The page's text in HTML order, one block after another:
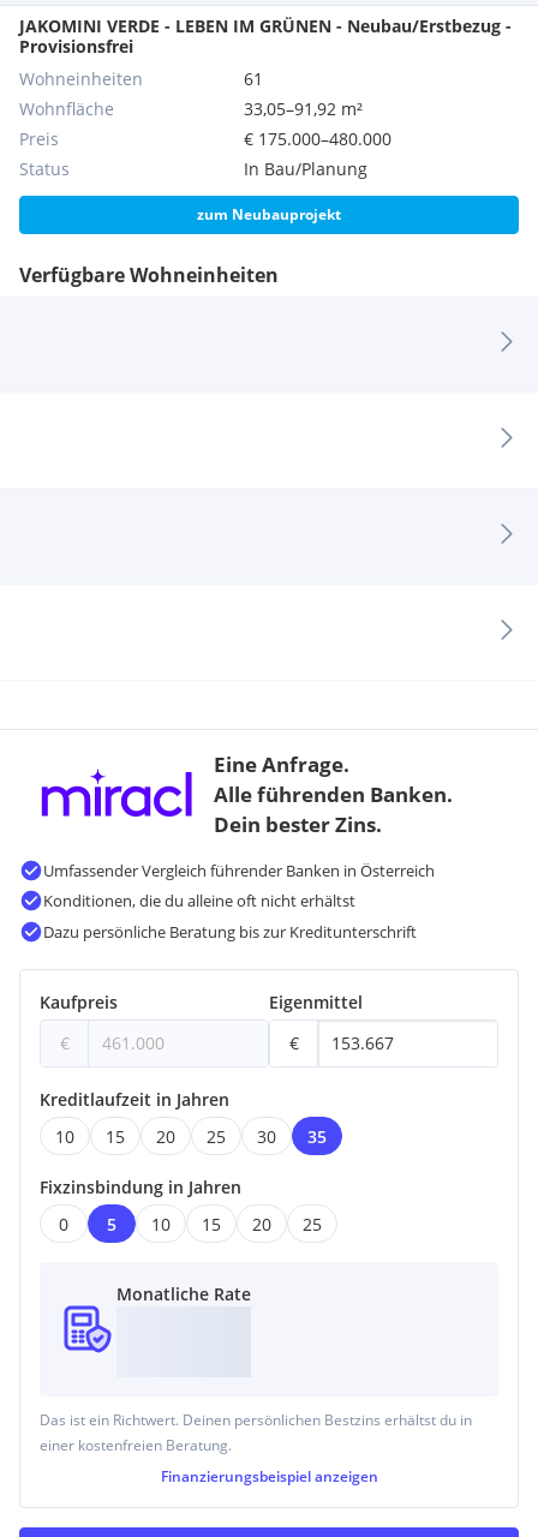
Verfügbare Wohneinheiten
JAKOMINI VERDE - LEBEN IM GRÜNEN - Neubau/Erstbezug -
Provisionsfrei
Wohneinheiten
61
Wohnfläche
33,05–91,92 m²
Preis
€ 175.000–480.000
Status
In Bau/Planung
zum Neubauprojekt
Eine Anfrage.
Alle führenden Banken.
Dein bester Zins.
Umfassender Vergleich führender Banken in Österreich
Konditionen, die du alleine oft nicht erhältst
Dazu persönliche Beratung bis zur Kreditunterschrift
Kaufpreis
€
Eigenmittel
€
Kreditlaufzeit in Jahren
10
15 20 25 30 35
Fixzinsbindung in Jahren
0
5 10 15 20 25
Monatliche Rate
Das ist ein Richtwert. Deinen persönlichen Bestzins erhältst du in
einer kostenfreien Beratung.
Finanzierungsbeispiel anzeigen